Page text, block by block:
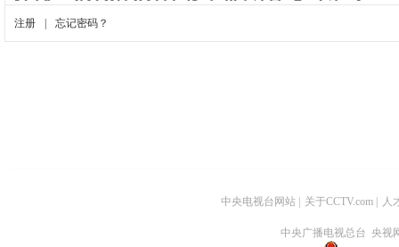
中央电视台网站 关于CCTV.com 人
中央广播电视总台 央视